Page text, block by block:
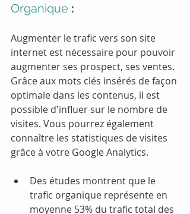
Organique :
Augmenter le trafic vers son site
internet est nécessaire pour pouvoir
augmenter ses prospect, ses ventes.
Grâce aux mots clés insérés de façon
optimale dans les contenus, il est
possible d'influer sur le nombre de
visites. Vous pourrez également
connaître les statistiques de visites
grâce à votre Google Analytics.
Des études montrent que le
trafic organique représente en
moyenne 53% du trafic total des